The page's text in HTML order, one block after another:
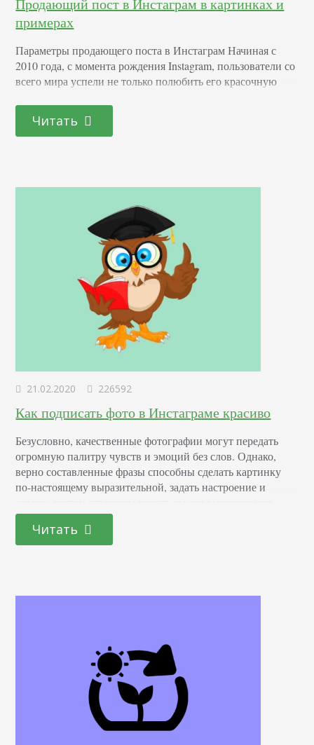
примерах
Параметры продающего поста в Инстаграм Начиная с
2010 года, с момента рождения Instagram, пользователи со
всего мира успели не только полюбить его красочную
своих брендов. С его помощью активные
предприниматели ежедневно увеличивают свои доходы.
Читать
21.02.2020 226592
Как подписать фото в Инстаграме красиво
Безусловно, качественные фотографии могут передать
огромную палитру чувств и эмоций без слов. Однако,
верно составленные фразы способны сделать картинку
по-настоящему выразительной, задать настроение и
поста. Грамотно подобранный текст к изображению
делает материал более привлекательным для подписчиков
и случайных зрителей. Именно поэтому следует знать,
Читать